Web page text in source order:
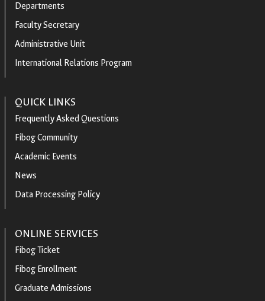
Departments
Faculty Secretary
Administrative Unit
International Relations Program
QUICK LINKS
Frequently Asked Questions
Fibog Community
Academic Events
News
Data Processing Policy
ONLINE SERVICES
Fibog Ticket
Fibog Enrollment
Graduate Admissions